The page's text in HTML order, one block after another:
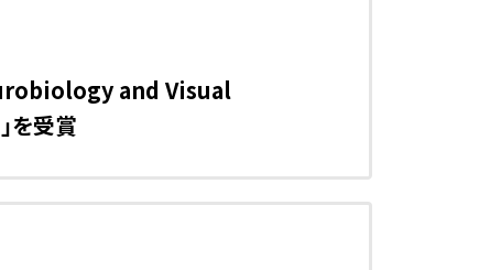
and Visual
を受賞